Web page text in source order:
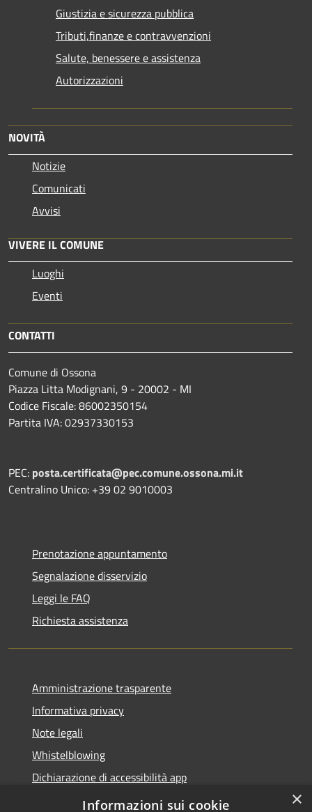
Giustizia e sicurezza pubblica
Tributi,finanze e contravvenzioni
Salute, benessere e assistenza
Autorizzazioni
NOVITÀ
Notizie
Comunicati
Avvisi
VIVERE IL COMUNE
Luoghi
Eventi
CONTATTI
Comune di Ossona
Piazza Litta Modignani, 9 - 20002 - MI
Codice Fiscale: 86002350154
Partita IVA: 02937330153
PEC: posta.certificata@pec.comune.ossona.mi.it
Centralino Unico: +39 02 9010003
Prenotazione appuntamento
Segnalazione disservizio
Leggi le FAQ
Richiesta assistenza
Amministrazione trasparente
Informativa privacy
Note legali
Whistelblowing
Dichiarazione di accessibilità app
Dichiarazione di accessibilità sito
×
Informazioni sui cookie